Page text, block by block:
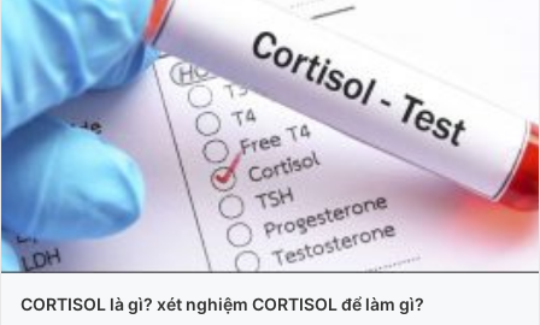
CORTISOL là gì? xét nghiệm CORTISOL để làm gì?